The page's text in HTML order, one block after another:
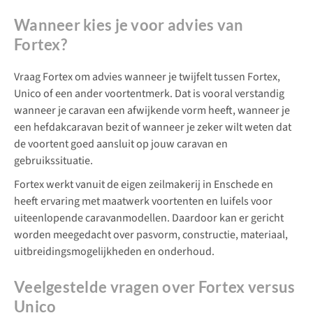
Wanneer kies je voor advies van
Fortex?
Vraag Fortex om advies wanneer je twijfelt tussen Fortex,
Unico of een ander voortentmerk. Dat is vooral verstandig
wanneer je caravan een afwijkende vorm heeft, wanneer je
een hefdakcaravan bezit of wanneer je zeker wilt weten dat
de voortent goed aansluit op jouw caravan en
gebruikssituatie.
Fortex werkt vanuit de eigen zeilmakerij in Enschede en
heeft ervaring met maatwerk voortenten en luifels voor
uiteenlopende caravanmodellen. Daardoor kan er gericht
worden meegedacht over pasvorm, constructie, materiaal,
uitbreidingsmogelijkheden en onderhoud.
Veelgestelde vragen over Fortex versus
Unico